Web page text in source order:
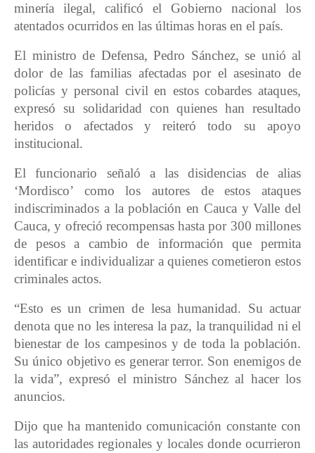
minería ilegal, calificó el Gobierno nacional los
atentados ocurridos en las últimas horas en el país.
El ministro de Defensa, Pedro Sánchez, se unió al
dolor de las familias afectadas por el asesinato de
policías y personal civil en estos cobardes ataques,
expresó su solidaridad con quienes han resultado
heridos o afectados y reiteró todo su apoyo
institucional.
El funcionario señaló a las disidencias de alias
‘Mordisco’ como los autores de estos ataques
indiscriminados a la población en Cauca y Valle del
Cauca, y ofreció recompensas hasta por 300 millones
de pesos a cambio de información que permita
identificar e individualizar a quienes cometieron estos
criminales actos.
“Esto es un crimen de lesa humanidad. Su actuar
denota que no les interesa la paz, la tranquilidad ni el
bienestar de los campesinos y de toda la población.
Su único objetivo es generar terror. Son enemigos de
la vida”, expresó el ministro Sánchez al hacer los
anuncios.
Dijo que ha mantenido comunicación constante con
las autoridades regionales y locales donde ocurrieron